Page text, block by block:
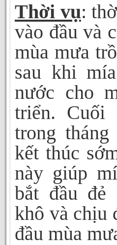
Thời vụ:
vào đầu và
mùa mưa
sau khi
nước cho
triển. Cuối
trong
kết thúc
này giúp
bắt đầu đẻ
khô và chịu
đầu mùa